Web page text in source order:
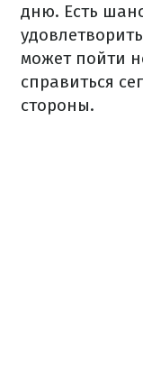
дню. Есть
может пойти
справиться
стороны.